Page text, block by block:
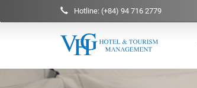
Hotline: (+84) 94 716 2779